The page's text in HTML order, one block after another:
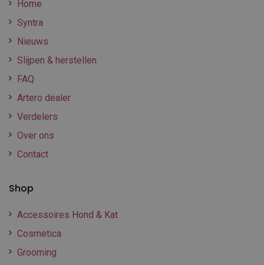
Home
Syntra
Nieuws
Slijpen & herstellen
FAQ
Artero dealer
Verdelers
Over ons
Contact
Shop
Accessoires Hond & Kat
Cosmetica
Grooming